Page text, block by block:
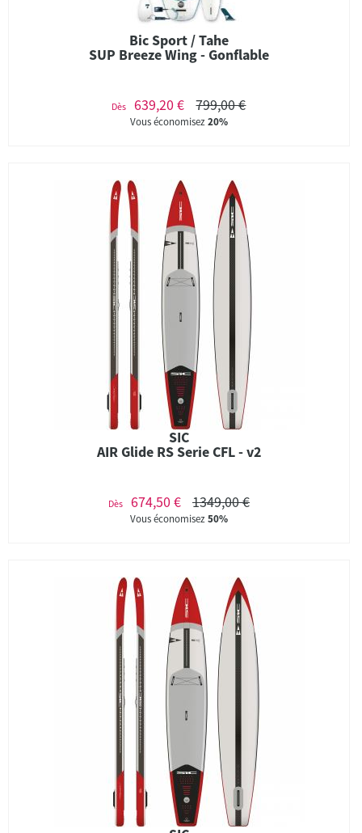
Bic Sport / Tahe
SUP Breeze Wing - Gonflable
Dès 639,20 € 799,00 €
Vous économisez20%
SIC
AIR Glide RS Serie CFL - v2
Dès 674,50 € 1349,00 €
Vous économisez50%